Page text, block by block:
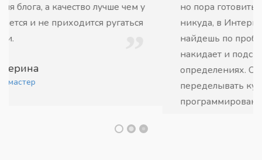
но пора готовиться. Я уже без этого сайта
никуда, в Интернете бывает ничего не
найдешь по проблеме, а ИИ тебе и код
накидает и подскажет в терминах и
определениях. Очень крутая штука - может
переделывать куски кода с одного языка